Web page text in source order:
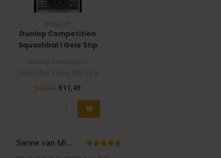
DUNLOP
Dunlop Competition
Squashbal 1 Gele Stip
Blister
De Dunlop Competition Sq..
€13,50 €11,49